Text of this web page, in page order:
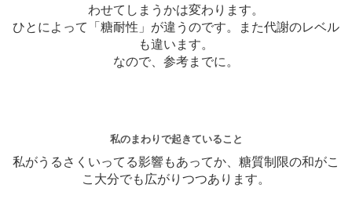
わせてしまうかは変わります。
ひとによって「糖耐性」が違うのです。また代謝のレベル
も違います。
なので、参考までに。
私のまわりで起きていること
私がうるさくいってる影響もあってか、糖質制限の和がこ
こ大分でも広がりつつあります。